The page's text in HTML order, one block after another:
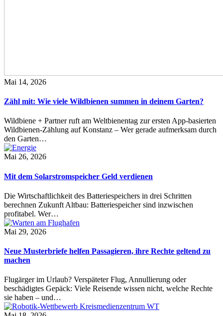
Mai 14, 2026
Zähl mit: Wie viele Wildbienen summen in deinem Garten?
Wildbiene + Partner ruft am Weltbienentag zur ersten App-basierten
Wildbienen-Zählung auf Konstanz – Wer gerade aufmerksam durch
den Garten…
Mai 26, 2026
Mit dem Solarstromspeicher Geld verdienen
Die Wirtschaftlichkeit des Batteriespeichers in drei Schritten
berechnen Zukunft Altbau: Batteriespeicher sind inzwischen
profitabel. Wer…
Mai 29, 2026
Neue Musterbriefe helfen Passagieren, ihre Rechte geltend zu
machen
Flugärger im Urlaub? Verspäteter Flug, Annullierung oder
beschädigtes Gepäck: Viele Reisende wissen nicht, welche Rechte
sie haben – und…